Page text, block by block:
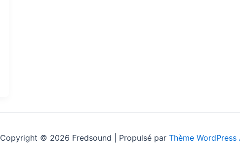
Copyright © 2026 Fredsound | Propulsé par Thème WordPress